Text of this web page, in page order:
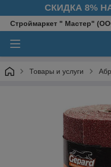
СКИДКА 8%
Строймаркет " Мастер"
Товары и услуги